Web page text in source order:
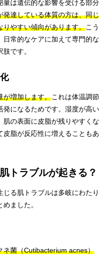
量は遺伝的な影響を受ける部分
発達している体質の方は、同じ
りやすい傾向があります。こう
日常的なケアに加えて専門的な
です。
が増加します。これは体温調節
になるためです。湿度が高い
の表面に皮脂が残りやすくな
皮脂が反応性に増えることもあ
トラブルが起きる？
る肌トラブルは多岐にわたり
ました。
ネ菌（Cutibacterium acnes）